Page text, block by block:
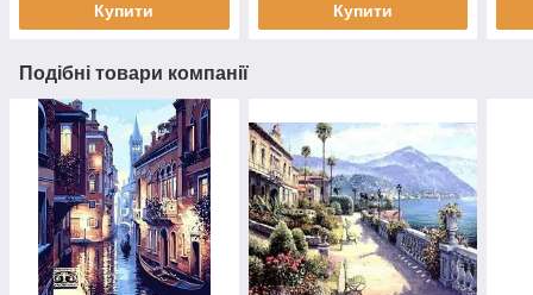
Купити Купити
Подібні товари компанії